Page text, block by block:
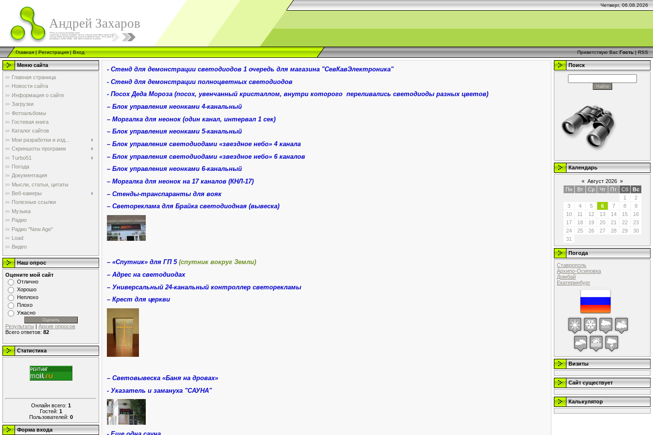
Четверг, 06.08.2026
Андрей Захаров
Главная|Регистрация|Вход Приветствую Вас Гость|RSS
Меню сайта
Главная страница
Новости сайта
Информация о сайте
Загрузки
Фотоальбомы
Гостевая книга
Каталог сайтов
Мои разработки и изд...
Скриншоты программ
Turbo51
Погода
Документация
Мысли, статьи, цитаты
Веб-камеры
Полезные ссылки
Музыка
Радио
Радио "New Age"
Load
Видео
Наш опрос
Оцените мой сайт
Отлично
Хорошо
Неплохо
Плохо
Ужасно
Результаты | Архив опросов
Всего ответов: 82
Статистика
Онлайн всего: 1
Гостей: 1
Пользователей: 0
Форма входа
- Стенд для демонстрации светодиодов 1 очередь для магазина "СевКавЭлектроника"
- Стенд для демонстрации полноцветных светодиодов
- Посох Деда Мороза (посох, увенчанный кристаллом, внутри которого переливались светодиоды разных цветов)
– Блок управления неонками 4-канальный
– Моргалка для неонок (один канал, интервал 1 сек)
– Блок управления неонками 5-канальный
– Блок управления светодиодами «звездное небо» 4 канала
– Блок управления светодиодами «звездное небо» 6 каналов
– Блок управления неонками 6-канальный
– Моргалка для неонок на 17 каналов (КНЛ-17)
– Стенды-транспаранты для вояк
– Cветореклама для Брайка светодиодная (вывеска)
– «Спутник» для ГП 5 (спутник вокруг Земли)
– Адрес на светодиодах
– Универсальный 24-канальный контроллер светорекламы
– Крест для церкви
– Световывеска «Баня на дровах»
- Указатель и замануха "САУНА"
Поиск
Календарь
« Август 2026 »
Пн
Вт Ср Чт Пт Сб
Вс
1
2
3
4 5 6 7 8
9
10
11 12 13 14 15
16
17
18 19 20 21 22
23
24
25 26 27 28 29
30
31
Погода
Ставрополь
Архипо-Осиповка
Домбай
Екатеринбург
Визиты
Сайт существует
Калькулятор